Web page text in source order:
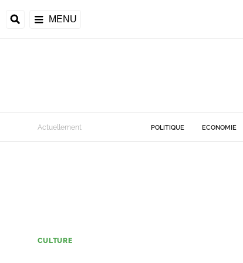
MENU
Actuellement POLITIQUE ECONOMIE
CULTURE